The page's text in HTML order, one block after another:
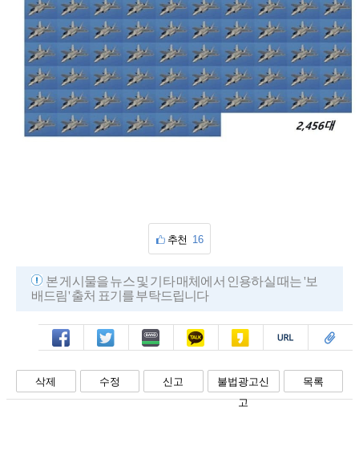
추천 16
본 게시물을 뉴스 및 기타 매체에서 인용하실 때는 '보
배드림' 출처 표기를 부탁드립니다
페북 트윗 밴드 카톡 카스 복사 스크랩
삭제 수정 신고
불법광고신
고
목록